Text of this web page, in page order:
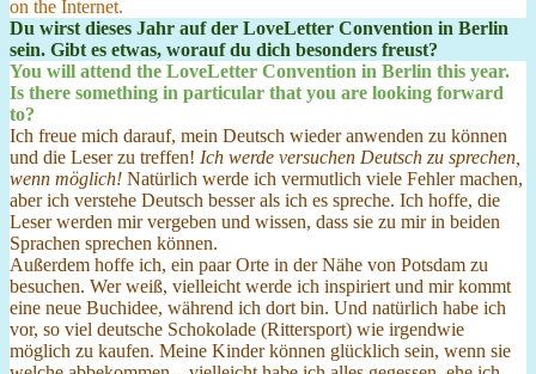
on the Internet.
Du wirst dieses Jahr auf der LoveLetter Convention in Berlin
sein. Gibt es etwas, worauf du dich besonders freust?
You will attend the LoveLetter Convention in Berlin this year.
Is there something in particular that you are looking forward
to?
Ich freue mich darauf, mein Deutsch wieder anwenden zu können
und die Leser zu treffen! Ich werde versuchen Deutsch zu sprechen,
wenn möglich! Natürlich werde ich vermutlich viele Fehler machen,
aber ich verstehe Deutsch besser als ich es spreche. Ich hoffe, die
Leser werden mir vergeben und wissen, dass sie zu mir in beiden
Sprachen sprechen können.
Außerdem hoffe ich, ein paar Orte in der Nähe von Potsdam zu
besuchen. Wer weiß, vielleicht werde ich inspiriert und mir kommt
eine neue Buchidee, während ich dort bin. Und natürlich habe ich
vor, so viel deutsche Schokolade (Rittersport) wie irgendwie
möglich zu kaufen. Meine Kinder können glücklich sein, wenn sie